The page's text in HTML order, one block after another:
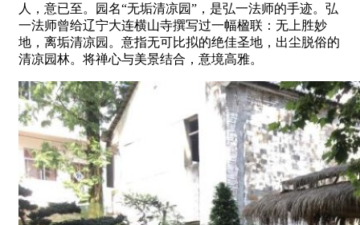
人，意已至。园名“无垢清凉园”，是弘一法师的手迹。弘
一法师曾给辽宁大连横山寺撰写过一幅楹联：无上胜妙
地，离垢清凉园。意指无可比拟的绝佳圣地，出尘脱俗的
清凉园林。将禅心与美景结合，意境高雅。